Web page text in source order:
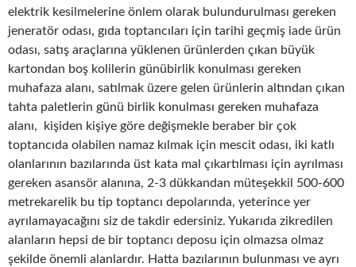
elektrik kesilmelerine önlem olarak bulundurulması gereken
jeneratör odası, gıda toptancıları için tarihi geçmiş iade ürün
odası, satış araçlarına yüklenen ürünlerden çıkan büyük
kartondan boş kolilerin günübirlik konulması gereken
muhafaza alanı, satılmak üzere gelen ürünlerin altından çıkan
tahta paletlerin günü birlik konulması gereken muhafaza
alanı, kişiden kişiye göre değişmekle beraber bir çok
toptancıda olabilen namaz kılmak için mescit odası, iki katlı
olanlarının bazılarında üst kata mal çıkartılması için ayrılması
gereken asansör alanına, 2-3 dükkandan müteşekkil 500-600
metrekarelik bu tip toptancı depolarında, yeterince yer
ayrılamayacağını siz de takdir edersiniz. Yukarıda zikredilen
alanların hepsi de bir toptancı deposu için olmazsa olmaz
şekilde önemli alanlardır. Hatta bazılarının bulunması ve ayrı